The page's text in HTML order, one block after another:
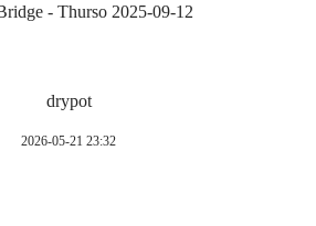
- Thurso 2025-09-12
drypot
2026-05-21 23:32